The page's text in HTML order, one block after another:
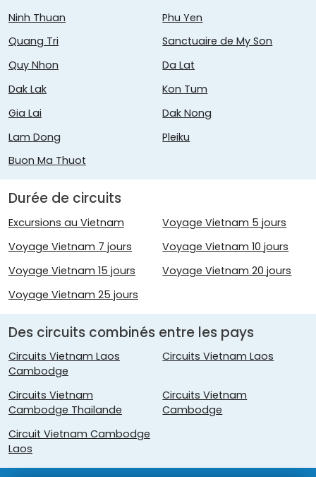
Ninh Thuan
Phu Yen
Quang Tri
Sanctuaire de My Son
Quy Nhon
Da Lat
Dak Lak
Kon Tum
Gia Lai
Dak Nong
Lam Dong
Pleiku
Buon Ma Thuot
Durée de circuits
Excursions au Vietnam
Voyage Vietnam 5 jours
Voyage Vietnam 7 jours
Voyage Vietnam 10 jours
Voyage Vietnam 15 jours
Voyage Vietnam 20 jours
Voyage Vietnam 25 jours
Des circuits combinés entre les pays
Circuits Vietnam Laos
Cambodge
Circuits Vietnam Laos
Circuits Vietnam
Cambodge Thailande
Circuits Vietnam
Cambodge
Circuit Vietnam Cambodge
Laos